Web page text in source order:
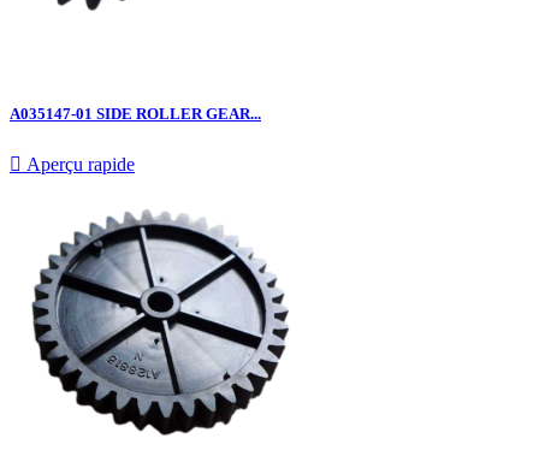
A035147-01 SIDE ROLLER GEAR...
 Aperçu rapide